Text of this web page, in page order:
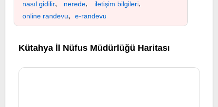
nasıl gidilir, nerede, iletişim bilgileri,
online randevu, e-randevu
Kütahya İl Nüfus Müdürlüğü Haritası